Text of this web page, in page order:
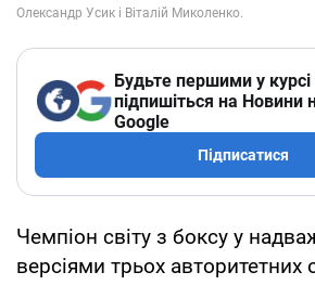
Будьте першими у
підпишіться на Новини
Google
Підписатися
Чемпіон світу з боксу у
версіями трьох авторитетних